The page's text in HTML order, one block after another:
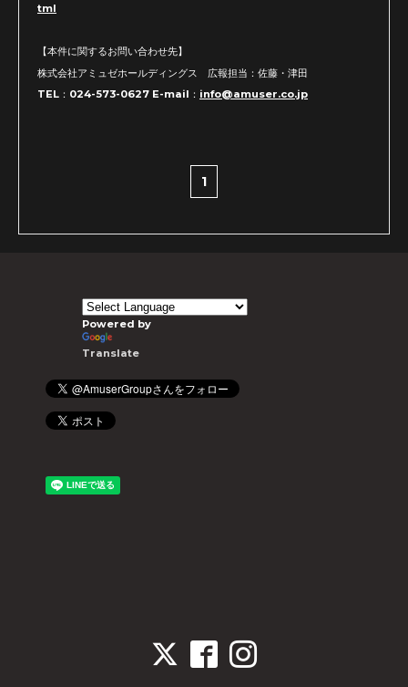
tml
【本件に関するお問い合わせ先】
株式会社アミュゼホールディングス 広報担当：佐藤・津田
TEL：024-573-0627 E-mail： info@amuser.co.jp
1
Powered by
Translate